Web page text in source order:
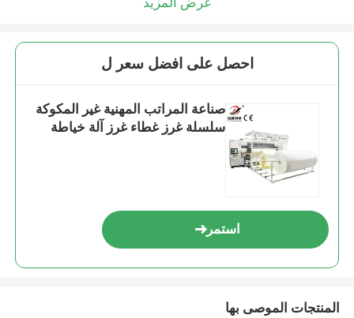
احصل على افضل سعر ل
صناعة المراتب المهنية غير المكوكة
سلسلة غرز غطاء غرز آلة خياطة
استمر
المنتجات الموصى بها